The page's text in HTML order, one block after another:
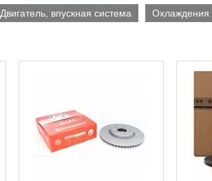
Двигатель, впускная система Охлаждения